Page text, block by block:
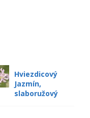
Hviezdicový
Jazmín,
slaboružový